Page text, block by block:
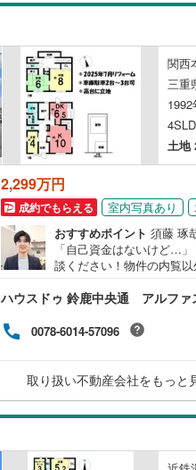
関西
三重
1992
土地
2,299万円
成約でもらえる 室内写真あり
おすすめポイント 須藤 琢
「自己資金はないけど…
談ください！物件の内覧
ハウスドゥ 鈴鹿中央通 アルファ
0078-6014-57096
取り扱い不動産会社をもっと
耐震、免震、制震構造
（6）
オンライン対応
オンライン内見(相談)可（
オンライン対応とは？